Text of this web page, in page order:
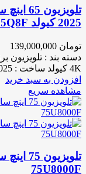
2025 کیولد 65Q8F
تومان
4K کیولد ساخت : 2025 قطعات : کره
افزودن به سبد خرید
مشاهده سریع
75U8000F